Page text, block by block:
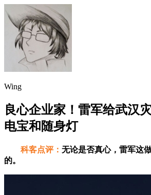
Wing
良心企业家！雷军给武汉
电宝和随身灯
科客点评： 无论是否真心，雷军这
的。